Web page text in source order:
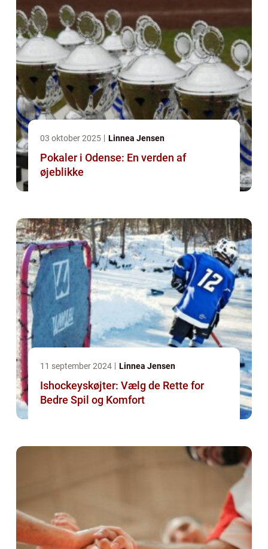
03 oktober 2025 Linnea Jensen
Pokaler i Odense: En verden af
øjeblikke
11 september 2024 Linnea Jensen
Ishockeyskøjter: Vælg de Rette for
Bedre Spil og Komfort